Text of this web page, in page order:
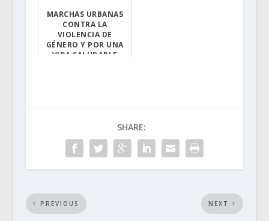
MARCHAS URBANAS
CONTRA LA
VIOLENCIA DE
GÉNERO Y POR UNA
VIDA SALUDABLE
SHARE:
PREVIOUS NEXT